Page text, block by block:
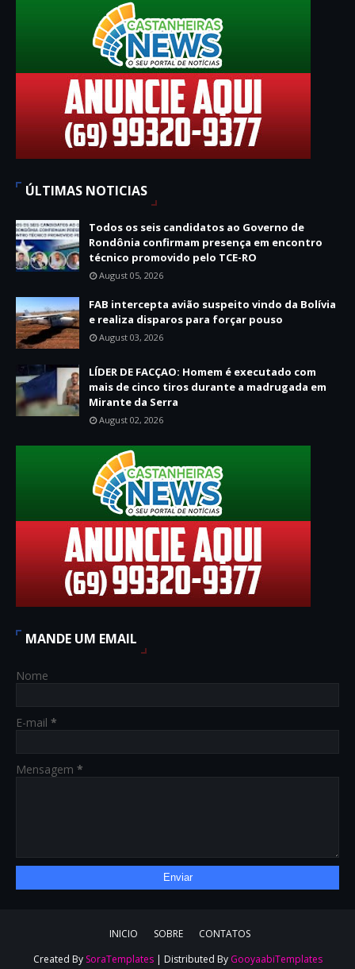
ÚLTIMAS NOTICIAS
Todos os seis candidatos ao Governo de
Rondônia confirmam presença em encontro
técnico promovido pelo TCE-RO
August 05, 2026
FAB intercepta avião suspeito vindo da Bolívia
e realiza disparos para forçar pouso
August 03, 2026
LÍDER DE FACÇAO: Homem é executado com
mais de cinco tiros durante a madrugada em
Mirante da Serra
August 02, 2026
MANDE UM EMAIL
Nome
E-mail *
Mensagem *
INICIO SOBRE
CONTATOS
Created By SoraTemplates| Distributed By GooyaabiTemplates